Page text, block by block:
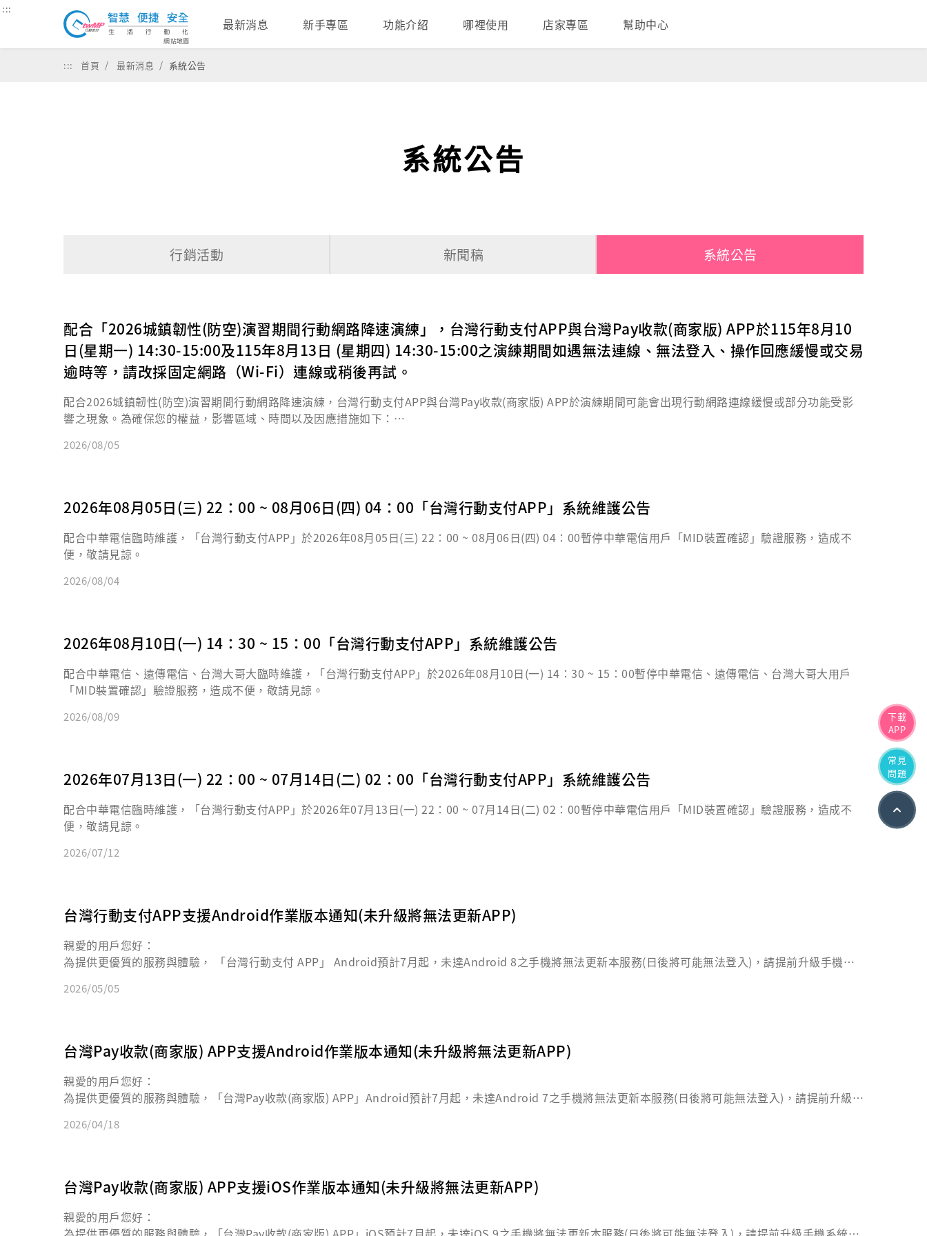
:::
網站地圖
最新消息 新手專區 功能介紹 哪裡使用 店家專區 幫助中心
下載
APP
常見
問題
網
頁
::: 首頁 最新消息 系統公告
系統公告
行銷活動 新聞稿 系統公告
配合「2026城鎮韌性(防空)演習期間行動網路降速演練」，台灣行動支付APP與台灣Pay收款(商家版) APP於115年8月10
日(星期一) 14:30-15:00及115年8月13日 (星期四) 14:30-15:00之演練期間如遇無法連線、無法登入、操作回應緩慢或交易
逾時等，請改採固定網路（Wi-Fi）連線或稍後再試。
配合2026城鎮韌性(防空)演習期間行動網路降速演練，台灣行動支付APP與台灣Pay收款(商家版) APP於演練期間可能會出現行動網路連線緩慢或部分功能受影
響之現象。為確保您的權益，影響區域、時間以及因應措施如下：
一、115年8月10日14:30-15:00：中部地區（苗栗縣、臺中市、南投縣、彰化縣、雲林縣、嘉義縣及嘉義市）。
一、30分鐘之演練期間，請盡量避免使用行動網路、個人熱點(iOS)、熱點與網路共享(Android)進行各項交易；如有迫切交易需求，請改採固定網路（Wi-Fi）
連線，或改採其他服務通路辦理。
二、保留交易憑證：如演練期間進行相關交易服務，遭遇網路不穩時，如遇上述狀況，建議避開該時段或改用固定網路與室內Wi-Fi連線再進行後續查詢或瀏覽
作業。
如需了解更多資訊，請參閱行政院官方資訊。
2026/08/05
2026年08月05日(三) 22：00 ~ 08月06日(四) 04：00「台灣行動支付APP」系統維護公告
配合中華電信臨時維護，「台灣行動支付APP」於2026年08月05日(三) 22：00 ~ 08月06日(四) 04：00暫停中華電信用戶「MID裝置確認」驗證服務，造成不
便，敬請見諒。
2026/08/04
2026年08月10日(一) 14：30 ~ 15：00「台灣行動支付APP」系統維護公告
配合中華電信、遠傳電信、台灣大哥大臨時維護，「台灣行動支付APP」於2026年08月10日(一) 14：30 ~ 15：00暫停中華電信、遠傳電信、台灣大哥大用戶
「MID裝置確認」驗證服務，造成不便，敬請見諒。
2026/08/09
2026年07月13日(一) 22：00 ~ 07月14日(二) 02：00「台灣行動支付APP」系統維護公告
配合中華電信臨時維護，「台灣行動支付APP」於2026年07月13日(一) 22：00 ~ 07月14日(二) 02：00暫停中華電信用戶「MID裝置確認」驗證服務，造成不
便，敬請見諒。
2026/07/12
台灣行動支付APP支援Android作業版本通知(未升級將無法更新APP)
親愛的用戶您好：
為提供更優質的服務與體驗， 「台灣行動支付 APP」 Android預計7月起，未達Android 8之手機將無法更新本服務(日後將可能無法登入)，請提前升級手機系
2026/05/05
台灣Pay收款(商家版) APP支援Android作業版本通知(未升級將無法更新APP)
親愛的用戶您好：
為提供更優質的服務與體驗，「台灣Pay收款(商家版) APP」Android預計7月起，未達Android 7之手機將無法更新本服務(日後將可能無法登入)，請提前升級手
2026/04/18
台灣Pay收款(商家版) APP支援iOS作業版本通知(未升級將無法更新APP)
親愛的用戶您好：